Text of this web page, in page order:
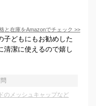
と在庫をAmazonでチェック >>
子どもにもお勧めした
清潔に使えるので嬉し
のメッシュキャップなど